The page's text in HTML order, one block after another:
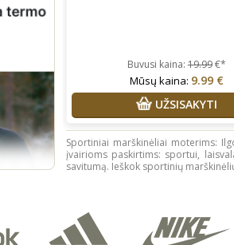
Buvusi kaina:19.99€*
Mūsų kaina: 9.99 €
UŽSISAKYTI
Sportiniai marškinėliai moterims:
įvairioms paskirtims: sportui,
savitumą. Ieškok sportinių